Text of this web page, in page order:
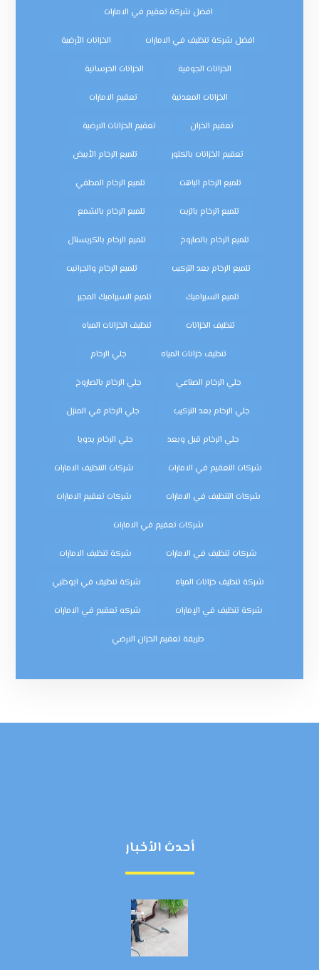
افضل شركة تعقيم في الامارات
افضل شركة تنظيف في الامارات الخزانات الأرضية
الخزانات الجوفية الخزانات الخرسانية
الخزانات المعدنية تعقيم الامارات
تعقيم الخزان تعقيم الخزانات الارضية
تعقيم الخزانات بالكلور تلميع الرخام الأبيض
تلميع الرخام الباهت تلميع الرخام المطفي
تلميع الرخام بالزيت تلميع الرخام بالشمع
تلميع الرخام بالصاروخ تلميع الرخام بالكريستال
تلميع الرخام بعد التركيب تلميع الرخام والجرانيت
تلميع السيراميك تلميع السيراميك المجير
تنظيف الخزانات تنظيف الخزانات المياه
تنظيف خزانات المياه جلي الرخام
جلي الرخام الصناعي جلي الرخام بالصاروخ
جلي الرخام بعد التركيب جلي الرخام في المنزل
جلي الرخام قبل وبعد جلي الرخام يدويا
شركات التعقيم في الامارات شركات التنظيف الامارات
شركات التنظيف في الامارات شركات تعقيم الامارات
شركات تعقيم في الامارات
شركات تنظيف في الامارات شركة تنظيف الامارات
شركة تنظيف خزانات المياه شركة تنظيف في ابوظبي
شركة تنظيف في الإمارات شركه تعقيم في الامارات
طريقة تعقيم الخزان الارضي
أحدث الأخبار